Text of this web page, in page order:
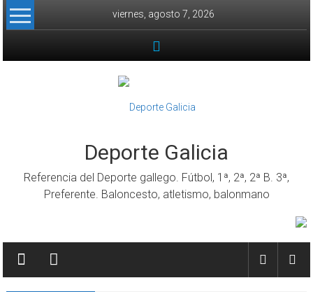
Skip to content
viernes, agosto 7, 2026
Deporte Galicia
Referencia del Deporte gallego. Fútbol, 1ª, 2ª, 2ª B. 3ª,
Preferente. Baloncesto, atletismo, balonmano